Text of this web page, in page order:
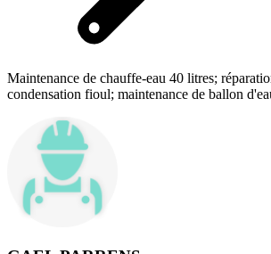
Maintenance de chauffe-eau 40 litres;
condensation fioul; maintenance de ballon